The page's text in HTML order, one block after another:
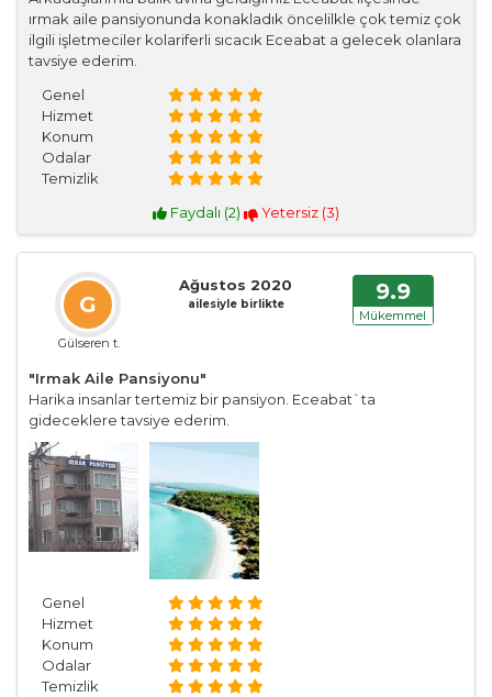
ırmak aile pansiyonunda konakladık öncelilkle çok temiz çok
ilgili işletmeciler kolariferli sıcacık Eceabat a gelecek olanlara
tavsiye ederim.
Genel
Hizmet
Konum
Odalar
Temizlik
Faydalı (2) Yetersiz (3)
G
Gülseren t.
Ağustos 2020
ailesiyle birlikte 9.9
Mükemmel
"Irmak Aile Pansiyonu"
Harika insanlar tertemiz bir pansiyon. Eceabat`ta
gideceklere tavsiye ederim.
Genel
Hizmet
Konum
Odalar
Temizlik